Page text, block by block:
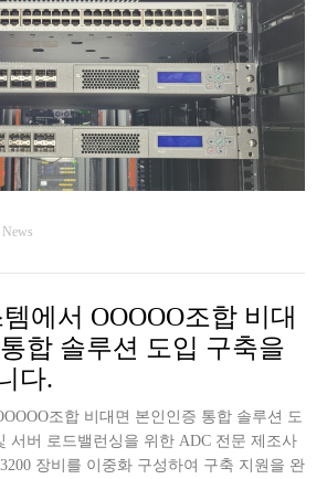
News
에서 OOOOO조합 비대
합 솔루션 도입 구축을
다.
조합 비대면 본인인증 통합 솔루션 도
서버 로드밸런싱을 위한 ADC 전문 제조사
장비를 이중화 구성하여 구축 지원을 완